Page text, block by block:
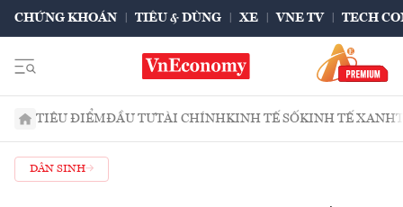
CHỨNG KHOÁN TIÊU & DÙNG XE VNE TV TECH
TIÊU ĐIỂMĐẦU TƯTÀI CHÍNHKINH TẾ SỐKINH TẾ XANH
DÂN SINH